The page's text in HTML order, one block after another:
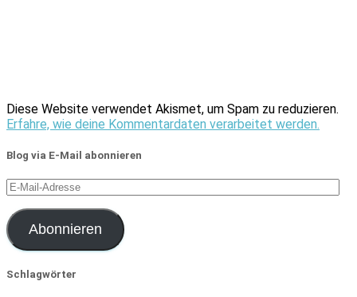
Diese Website verwendet Akismet, um Spam zu reduzieren.
Erfahre, wie deine Kommentardaten verarbeitet werden.
Blog via E-Mail abonnieren
E-
Adresse
Abonnieren
Schlagwörter